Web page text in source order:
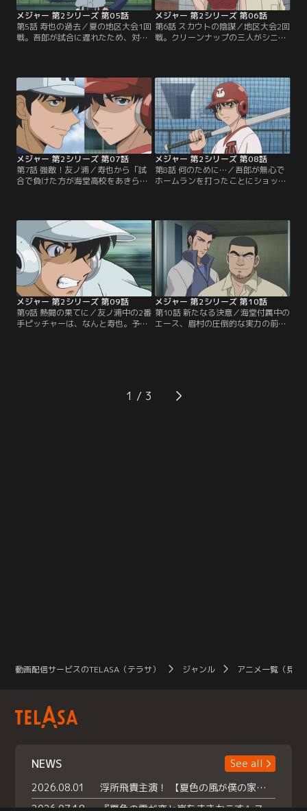
メジャー 第2シリーズ 第05話
第5話 寿也の過去／夏の地区大会1回
戦。吾郎が試合に遅れたため、対戦
ボールが特訓の成果だと見抜くが、
山根は練習を勝手に休んだ吾郎を
「チームワークがない」と責める。
だが、吾郎はチームワークは「なれ
合いではない」と言い返す…。【提
供：バンダイチャンネル】
メジャー 第2シリーズ 第06話
第6話 スカウトの陰謀／地区大会2回
戦。クリーンナップの三人がシニア
までパーフェクトに抑えられている
ことに驚く。青武館の三人を見に来
た海堂高校のスカウトである大貫
は、吾郎の投球にほれ込み、海堂の
特待生に選びたいと告げるが…。
【提供：バンダイチャンネル】
メジャー 第2シリーズ 第07話
第7話 強敵！友ノ浦／寿也から「試
合で負けた方が海堂高校をあきらめ
寿也と勝負し、打ち取る吾郎。逆に
寿也は、吾郎を敬遠すると見せか
け、無理に打ってきた吾郎を凡打に
抑える。互いにヒートアップする二
人。試合は予想もつかぬ展開に…。
【提供：バンダイチャンネル】
メジャー 第2シリーズ 第08話
第8話 何のために…／吾郎が無心で
ホームランを打ったことにショック
ンナーをためるチームプレイに徹す
る。それを見た寿也は、自分が海堂
への進学や吾郎との勝負にこだわる
あまり、純粋に野球を楽しむ気持ち
を忘れていたと気づく…。【提供：
バンダイチャンネル】
メジャー 第2シリーズ 第09話
第9話 熱闘の果てに／友ノ浦中の2番
手ピッチャーは、なんと寿也。予想
を振りぬき、それが意外な結果をも
たらす。逆に追いつめられた寿也は
メジャー 第2シリーズ 第10話
第10話 新たなる決意／海堂付属中の
エース、眉村の圧倒的な実力の前に
ない寿也はかたくなに拒絶する。だ
が、寿也の本音を知った祖父母の口
1
動画配信サービスのTELASA（テラサ） ジャンル アニメ一覧（見放
NEWS
See all
2026.08.01
浮所飛貴主演！ 【夏色の風が僕の家にやってきた】 本日よりテラサで独占配信スタート！